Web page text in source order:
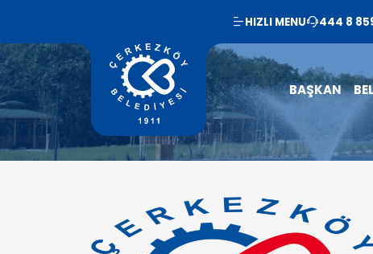
HIZLI MENU 444 8
BAŞKAN